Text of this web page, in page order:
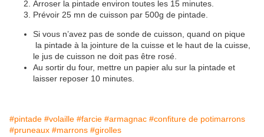
Arroser la pintade environ toutes les 15 minutes.
Prévoir 25 mn de cuisson par 500g de pintade.
Si vous n’avez pas de sonde de cuisson, quand on pique
la pintade à la jointure de la cuisse et le haut de la cuisse,
le jus de cuisson ne doit pas être rosé.
Au sortir du four, mettre un papier alu sur la pintade et
laisser reposer 10 minutes.
#pintade #volaille #farcie #armagnac #confiture de potimarrons
#pruneaux #marrons #girolles